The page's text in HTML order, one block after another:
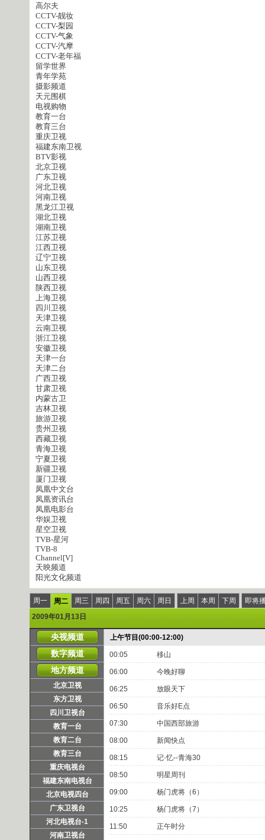
高尔夫
CCTV-靓妆
CCTV-梨园
CCTV-气象
CCTV-汽摩
CCTV-老年福
留学世界
青年学苑
摄影频道
天元围棋
电视购物
教育一台
教育三台
重庆卫视
福建东南卫视
BTV影视
北京卫视
广东卫视
河北卫视
河南卫视
黑龙江卫视
湖北卫视
湖南卫视
江苏卫视
江西卫视
辽宁卫视
山东卫视
山西卫视
陕西卫视
上海卫视
四川卫视
天津卫视
云南卫视
浙江卫视
安徽卫视
天津一台
天津二台
广西卫视
甘肃卫视
内蒙古卫
吉林卫视
旅游卫视
贵州卫视
西藏卫视
青海卫视
宁夏卫视
新疆卫视
厦门卫视
凤凰中文台
凤凰资讯台
凤凰电影台
华娱卫视
星空卫视
TVB-星河
TVB-8
Channel[V]
天映频道
阳光文化频道
周一 周二 周三 周四 周五 周六 周日 上周 本周 下周
即将
2009年01月13日
央视频道
数字频道
地方频道
北京卫视
东方卫视
四川卫视台
教育一台
教育二台
教育三台
重庆电视台
福建东南电视台
北京电视四台
广东卫视台
河北电视台-1
河南卫视台
上午节目(00:00-12:00)
00:05 移山
06:00 今晚好聊
06:25 放眼天下
06:50 音乐好E点
07:30 中国西部旅游
08:00 新闻快点
08:15 记·忆--青海30
08:50 明星周刊
09:00 杨门虎将（6）
10:25 杨门虎将（7）
11:50 正午时分